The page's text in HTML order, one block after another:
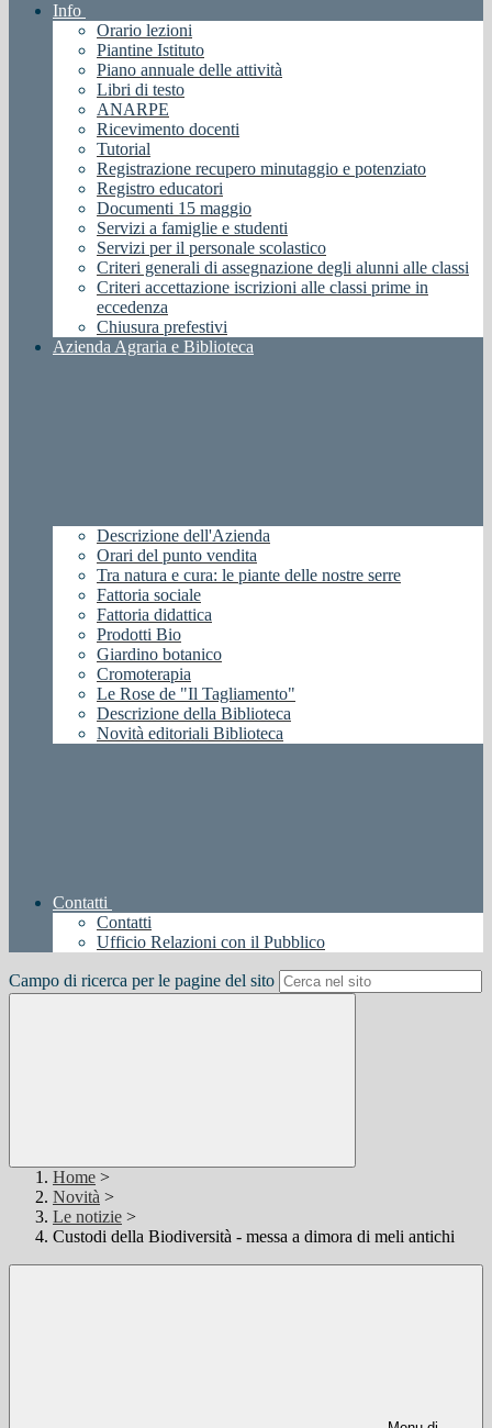
Info
Orario lezioni
Piantine Istituto
Piano annuale delle attività
Libri di testo
ANARPE
Ricevimento docenti
Tutorial
Registrazione recupero minutaggio e potenziato
Registro educatori
Documenti 15 maggio
Servizi a famiglie e studenti
Servizi per il personale scolastico
Criteri generali di assegnazione degli alunni alle classi
Criteri accettazione iscrizioni alle classi prime in
eccedenza
Chiusura prefestivi
Azienda Agraria e Biblioteca
Descrizione dell'Azienda
Orari del punto vendita
Tra natura e cura: le piante delle nostre serre
Fattoria sociale
Fattoria didattica
Prodotti Bio
Giardino botanico
Cromoterapia
Le Rose de "Il Tagliamento"
Descrizione della Biblioteca
Novità editoriali Biblioteca
Contatti
Contatti
Ufficio Relazioni con il Pubblico
Campo di ricerca per le pagine del sito
Home >
Novità >
Le notizie >
Custodi della Biodiversità - messa a dimora di meli antichi